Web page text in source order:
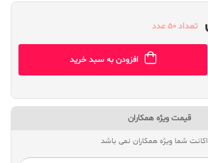
تعداد 50 عدد
افزودن به سبد خرید
قیمت ویژه همکاران
اکانت شما ویژه همکاران نمی باشد